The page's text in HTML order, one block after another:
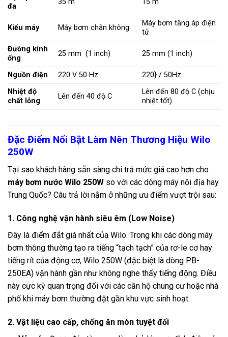
đa
35 m 15 m
Kiểu máy Máy bơm chân không
Máy bơm tăng áp điện
tử
Đường kính
ống
25 mm (1 inch) 25 mm (1 inch)
Nguồn điện 220 V 50 Hz
220} / 50Hz
Nhiệt độ
chất lỏng
Lên đến40 độ C
Lên đến80 độ C (chịu
nhiệt tốt)
Đặc Điểm Nổi Bật Làm Nên Thương Hiệu Wilo
250W
Tại sao khách hàng sẵn sàng chi trả mức giá cao hơn cho
máy bơm nước Wilo 250W so với các dòng máy nội địa hay
Trung Quốc? Câu trả lời nằm ở những ưu điểm vượt trội sau:
1. Công nghệ vận hành siêu êm (Low Noise)
Đây là điểm đắt giá nhất của Wilo. Trong khi các dòng máy
bơm thông thường tạo ra tiếng “tạch tạch” của rơ-le cơ hay
tiếng rít của động cơ, Wilo 250W (đặc biệt là dòng PB-
250EA) vận hành gần như không nghe thấy tiếng động. Điều
này cực kỳ quan trọng đối với các căn hộ chung cư hoặc nhà
phố khi máy bơm thường đặt gần khu vực sinh hoạt.
2. Vật liệu cao cấp, chống ăn mòn tuyệt đối